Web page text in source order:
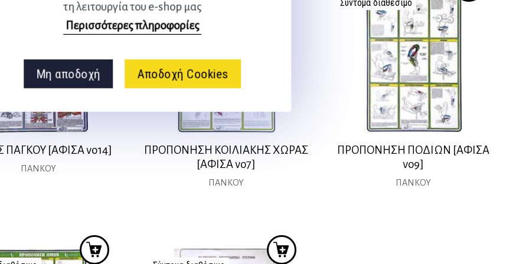
τη λειτουργία του e-shop μας
Περισσότερες πληροφορίες
Μη αποδοχή Αποδοχή Cookies
ΠΑΓΚΟΥ [ΑΦΙΣΑ νο14]
ΠΑΝΚΟΥ
Σύντομα διαθέσιμο
ΠΡΟΠΟΝΗΣΗ ΚΟΙΛΙΑΚΗΣ ΧΩΡΑΣ
[ΑΦΙΣΑ νο7]
ΠΑΝΚΟΥ
Σύντομα διαθέσιμο
ΠΡΟΠΟΝΗΣΗ ΠΟΔΙΩΝ [ΑΦΙΣΑ
νο9]
ΠΑΝΚΟΥ